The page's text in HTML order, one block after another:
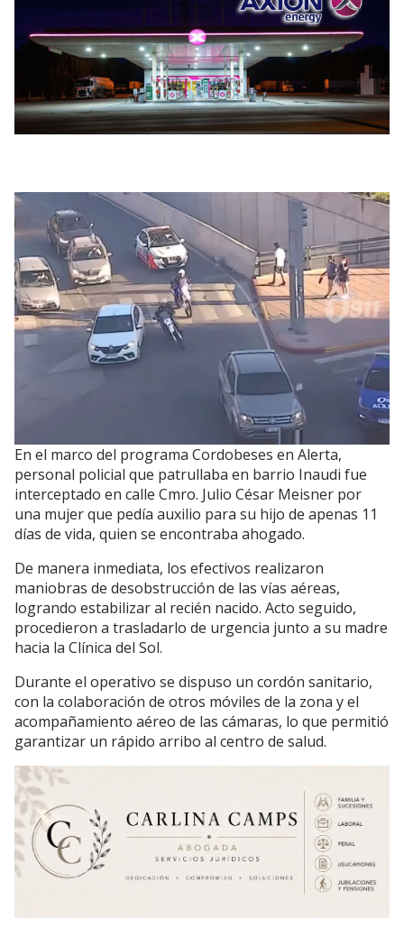
En el marco del programa Cordobeses en Alerta,
personal policial que patrullaba en barrio Inaudi fue
interceptado en calle Cmro. Julio César Meisner por
una mujer que pedía auxilio para su hijo de apenas 11
días de vida, quien se encontraba ahogado.
De manera inmediata, los efectivos realizaron
maniobras de desobstrucción de las vías aéreas,
logrando estabilizar al recién nacido. Acto seguido,
procedieron a trasladarlo de urgencia junto a su madre
hacia la Clínica del Sol.
Durante el operativo se dispuso un cordón sanitario,
con la colaboración de otros móviles de la zona y el
acompañamiento aéreo de las cámaras, lo que permitió
garantizar un rápido arribo al centro de salud.